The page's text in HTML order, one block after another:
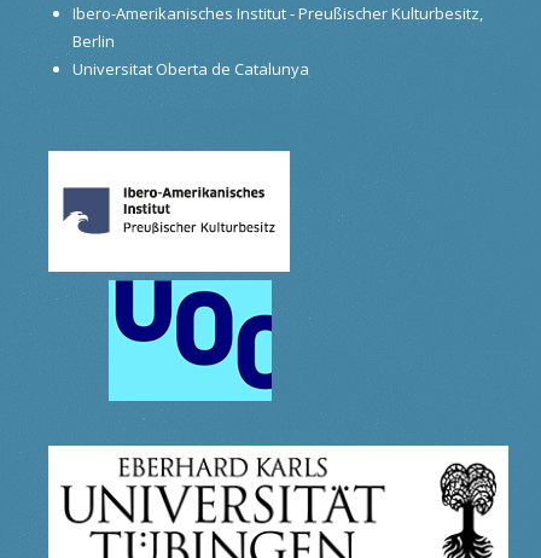
Ibero-Amerikanisches Institut - Preußischer Kulturbesitz,
Berlin
Universitat Oberta de Catalunya